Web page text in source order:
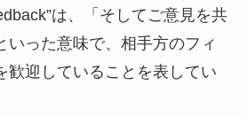
は、「そしてご意見を共
いった意味で、相手方のフィ
歓迎していることを表してい